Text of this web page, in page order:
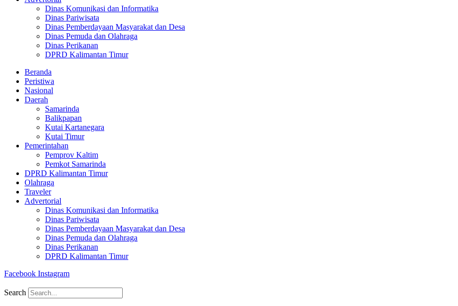
Dinas Komunikasi dan Informatika
Dinas Pariwisata
Dinas Pemberdayaan Masyarakat dan Desa
Dinas Pemuda dan Olahraga
Dinas Perikanan
DPRD Kalimantan Timur
Beranda
Peristiwa
Nasional
Daerah
Samarinda
Balikpapan
Kutai Kartanegara
Kutai Timur
Pemerintahan
Pemprov Kaltim
Pemkot Samarinda
DPRD Kalimantan Timur
Olahraga
Traveler
Advertorial
Dinas Komunikasi dan Informatika
Dinas Pariwisata
Dinas Pemberdayaan Masyarakat dan Desa
Dinas Pemuda dan Olahraga
Dinas Perikanan
DPRD Kalimantan Timur
Facebook Instagram
Search